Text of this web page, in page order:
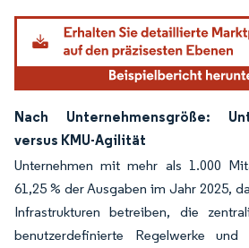
Nach Unternehmensgröße:
versus KMU-Agilität
Unternehmen mit mehr als 1.000
61,25 % der Ausgaben im Jahr 2025,
Infrastrukturen betreiben, die
benutzerdefinierte Regelwerke